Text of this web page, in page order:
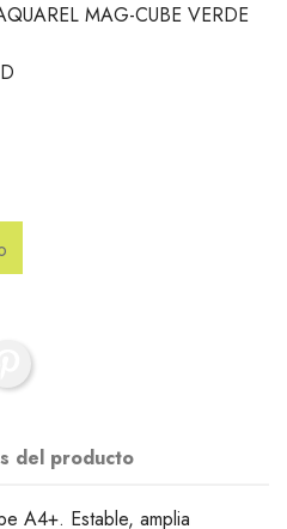
MAG-CUBE VERDE
del producto
A4+. Estable, amplia